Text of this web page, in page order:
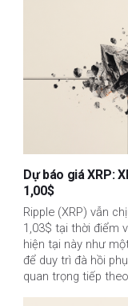
Dự báo giá XRP:
1,00$
Ripple (XRP) vẫn
1,03$ tại thời điểm
hiện tại này như
để duy trì đà hồi
quan trọng tiếp